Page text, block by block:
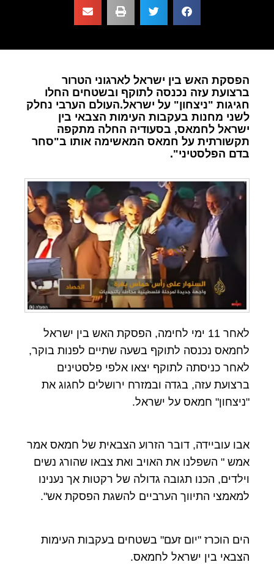
הפסקת האש בין ישראל לארגוני הטרור
ברצועת עזה נכנסה לתוקף ובשטחים החלו
חגיגות "ניצחון" על ישראל.העולם הערבי נחלק
לשני מחנות בעקבות העימות הצבאי בין
ישראל לחמאס, בסעודיה החלה מתקפה
תקשורתית על חמאס המאשימה אותו ב"סחר
בדם הפלסטיני".
לאחר 11 ימי לחימה, הפסקת האש בין ישראל
לחמאס נכנסה לתוקף בשעה שתיים לפנות בוקר,
לאחר כניסתה לתוקף יצאו אלפי פלסטינים
ברצועת עזה, בגדה ובמזרח ירושלים לחגוג את
"ניצחון" חמאס על ישראל.
אבו עוביידה, דובר הזרוע הצבאית של חמאס אמר
אמש " השפלנו את האויב ואת צבאו שהורג נשים
וילדים, הכנו תגובה גדולה של רקטות אך נענינו
למאמצי התיווך הערביים להשגת הפסקת אש".
הים הוכרז "יום זעם" בשטחים בעקבות העימות
הצבאי בין ישראל לחמאס.